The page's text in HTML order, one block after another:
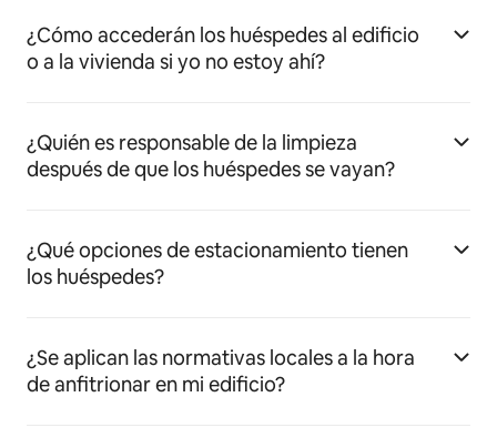
¿Cómo accederán los huéspedes al edificio
o a la vivienda si yo no estoy ahí?
¿Quién es responsable de la limpieza
después de que los huéspedes se vayan?
¿Qué opciones de estacionamiento tienen
los huéspedes?
¿Se aplican las normativas locales a la hora
de anfitrionar en mi edificio?